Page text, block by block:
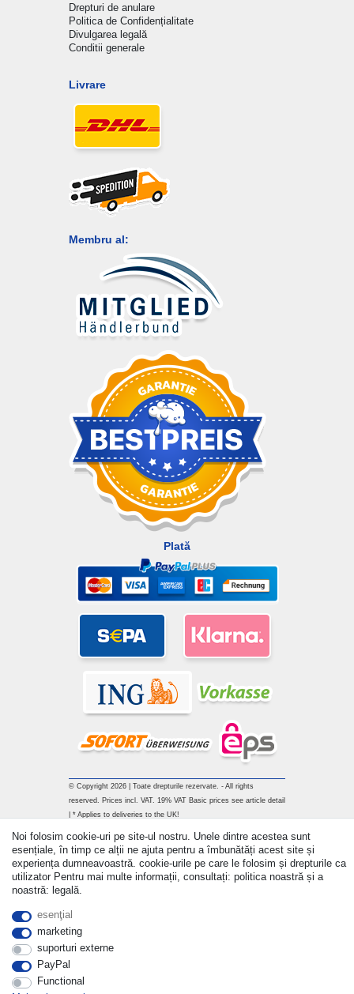
Drepturi de anulare
Politica de Confidențialitate
Divulgarea legală
Conditii generale
Livrare
Membru al:
Plată
© Copyright 2026 | Toate drepturile rezervate. - All rights
reserved. Prices incl. VAT. 19% VAT Basic prices see article detail
| * Applies to deliveries to the UK!
Noi folosim cookie-uri pe site-ul nostru. Unele dintre acestea sunt
esențiale, în timp ce alții ne ajuta pentru a îmbunătăți acest site și
experiența dumneavoastră. cookie-urile pe care le folosim și drepturile ca
utilizator Pentru mai multe informații, consultați: politica noastră și a
noastră: legală.
esenţial
marketing
suporturi externe
PayPal
Functional
Withdraw from contract here
a lua legatura